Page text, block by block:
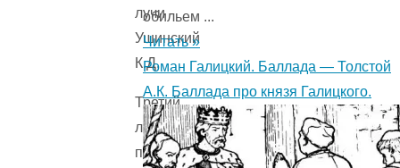
Третий
луч
попал
обильем ...
Читать »
Роман Галицкий. Баллада — Толстой
А.К. Баллада про князя Галицкого.